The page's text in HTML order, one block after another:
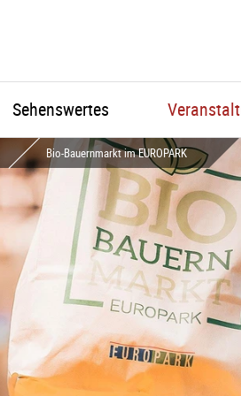
Sehenswertes
Bio-Bauernmarkt im EUROPARK